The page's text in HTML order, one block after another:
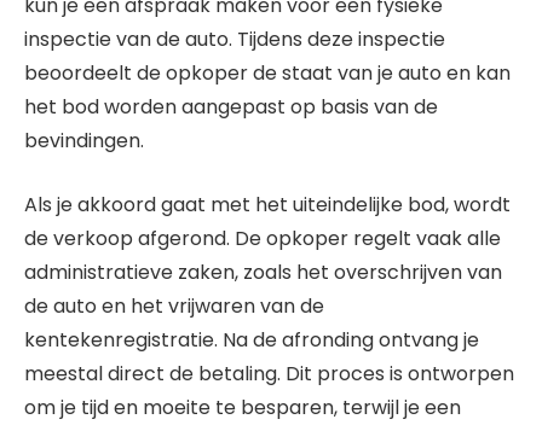
kun je een afspraak maken voor een fysieke
inspectie van de auto. Tijdens deze inspectie
beoordeelt de opkoper de staat van je auto en kan
het bod worden aangepast op basis van de
bevindingen.
Als je akkoord gaat met het uiteindelijke bod, wordt
de verkoop afgerond. De opkoper regelt vaak alle
administratieve zaken, zoals het overschrijven van
de auto en het vrijwaren van de
kentekenregistratie. Na de afronding ontvang je
meestal direct de betaling. Dit proces is ontworpen
om je tijd en moeite te besparen, terwijl je een